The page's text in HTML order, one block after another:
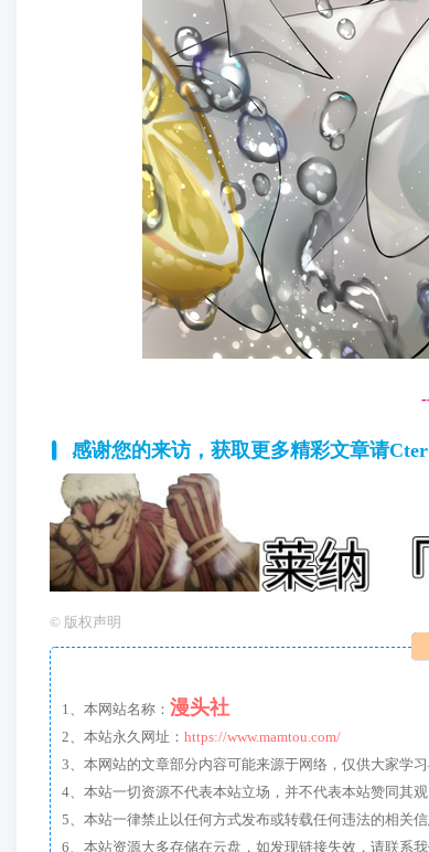
感谢您的来访，获取更多精彩文章请
© 版权声明
1、本网站名称： 漫头社
2、本站永久网址： https://www.mamtou.com/
3、本网站的文章部分内容可能来源于网络，仅供大家学
4、本站一切资源不代表本站立场，并不代表本站赞同其观
5、本站一律禁止以任何方式发布或转载任何违法的相关
6、本站资源大多存储在云盘，如发现链接失效，请联系我